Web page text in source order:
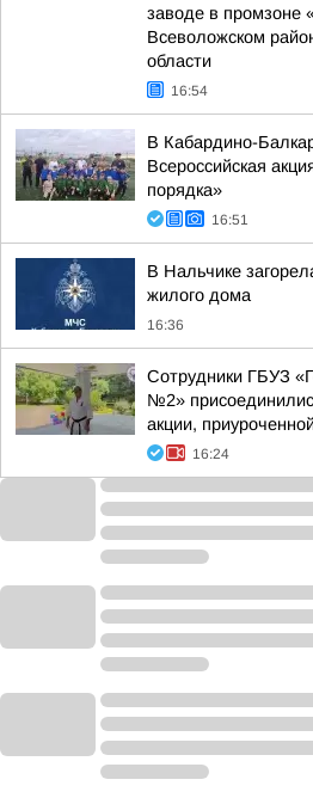
заводе в промзоне
Всеволожском
области
16:54
В Кабардино-
Всероссийская
порядка»
16:51
В Нальчике
жилого дома
16:36
Сотрудники ГБУЗ
№2»
акции,
16:24